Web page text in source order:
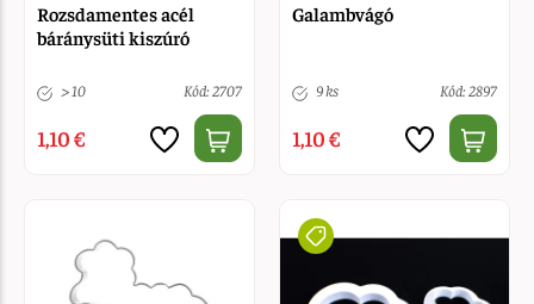
Rozsdamentes acél
báránysüti kiszúró
> 10 Kód: 2707
1,10 €
Galambvágó
9 ks Kód: 2897
1,10 €